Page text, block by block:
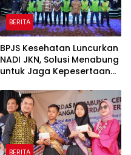
BERITA
BPJS Kesehatan Luncurkan
NADI JKN, Solusi Menabung
untuk Jaga Kepesertaan
BERITA